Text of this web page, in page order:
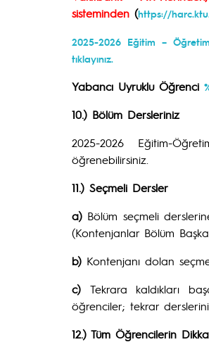
sisteminden (https://
2025-2026 Eğitim –
tıklayınız.
Yabancı Uyruklu Öğrenci
10.) Bölüm Dersleriniz
2025-2026 Eğitim-
öğrenebilirsiniz.
11.) Seçmeli Dersler
a) Bölüm seçmeli
(Kontenjanlar Bölüm
b) Kontenjanı dolan
c) Tekrara kaldıkları
öğrenciler; tekrar
12.) Tüm Öğrencilerin